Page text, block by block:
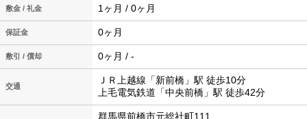
敷金 / 礼金 1ヶ月 / 0ヶ月
保証金 0ヶ月
敷引 / 償却 0ヶ月 / -
交通
ＪＲ上越線「新前橋」駅 徒歩10分
上毛電気鉄道「中央前橋」駅 徒歩42分
群馬県前橋市元総社町111